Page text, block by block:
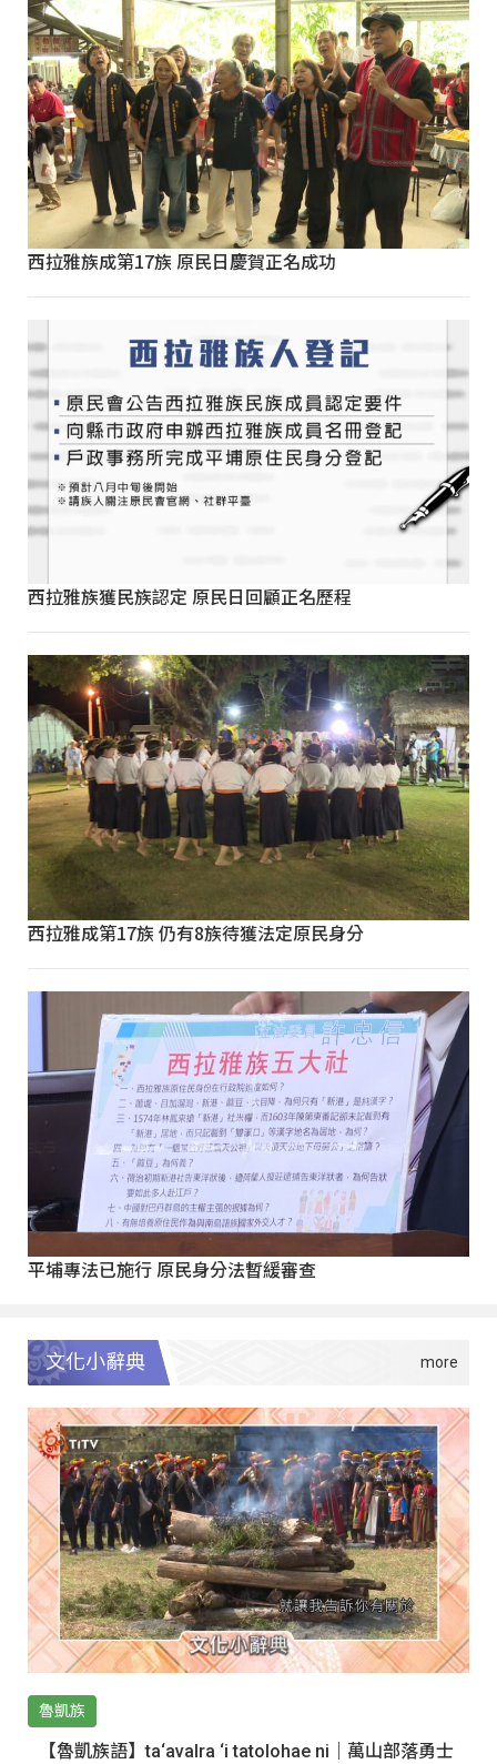
西拉雅族成第17族 原民日慶賀正名成功
西拉雅族獲民族認定 原民日回顧正名歷程
西拉雅成第17族 仍有8族待獲法定原民身分
平埔專法已施行 原民身分法暫緩審查
文化小辭典
魯凱族
【魯凱族語】ta‘avalra ‘i tatolohae ni｜萬山部落勇士